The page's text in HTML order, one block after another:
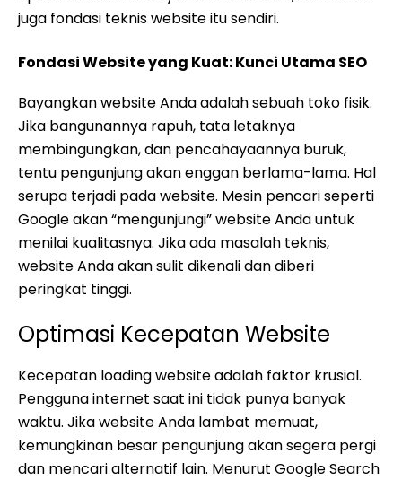
juga fondasi teknis website itu sendiri.
Fondasi Website yang Kuat: Kunci Utama SEO
Bayangkan website Anda adalah sebuah toko fisik.
Jika bangunannya rapuh, tata letaknya
membingungkan, dan pencahayaannya buruk,
tentu pengunjung akan enggan berlama-lama. Hal
serupa terjadi pada website. Mesin pencari seperti
Google akan “mengunjungi” website Anda untuk
menilai kualitasnya. Jika ada masalah teknis,
website Anda akan sulit dikenali dan diberi
peringkat tinggi.
Optimasi Kecepatan Website
Kecepatan loading website adalah faktor krusial.
Pengguna internet saat ini tidak punya banyak
waktu. Jika website Anda lambat memuat,
kemungkinan besar pengunjung akan segera pergi
dan mencari alternatif lain. Menurut Google Search